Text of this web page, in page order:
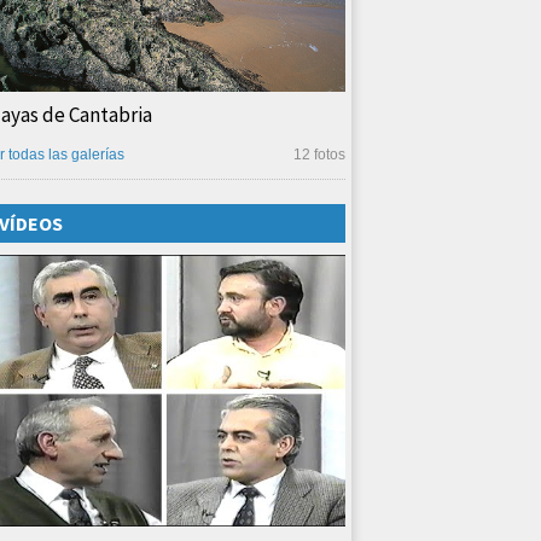
de Cantabria
12 fotos
todas las galerías
VÍDEOS